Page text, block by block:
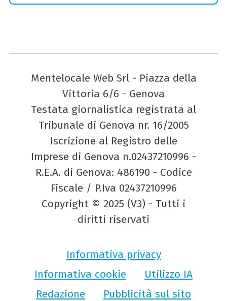
Mentelocale Web Srl - Piazza della
Vittoria 6/6 - Genova
Testata giornalistica registrata al
Tribunale di Genova nr. 16/2005
Iscrizione al Registro delle
Imprese di Genova n.02437210996 -
R.E.A. di Genova: 486190 - Codice
Fiscale / P.Iva 02437210996
Copyright © 2025 (V3) - Tutti i
diritti riservati
Informativa privacy
Informativa cookie
Utilizzo IA
Redazione
Pubblicità sul sito